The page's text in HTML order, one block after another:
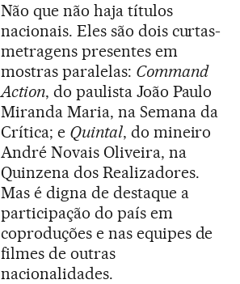
Não que não haja títulos
nacionais. Eles são dois curtas-
metragens presentes em
mostras paralelas: Command
Action, do paulista João Paulo
Miranda Maria, na Semana da
Crítica; e Quintal, do mineiro
André Novais Oliveira, na
Quinzena dos Realizadores.
Mas é digna de destaque a
participação do país em
coproduções e nas equipes de
filmes de outras
nacionalidades.